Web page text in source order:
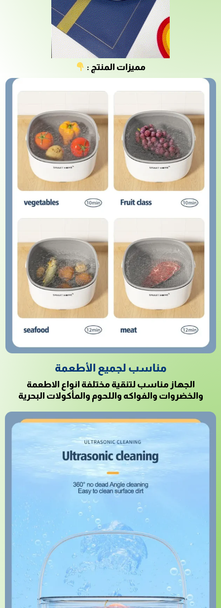
مميزات المنتج :
مناسب لجميع الأطعمة
الجهاز مناسب لتنقية مختلفة انواع الاطعمة
والخضروات والفواكه واللحوم والمأكولات البحرية